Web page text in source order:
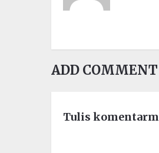
ADD COMMENT
Tulis